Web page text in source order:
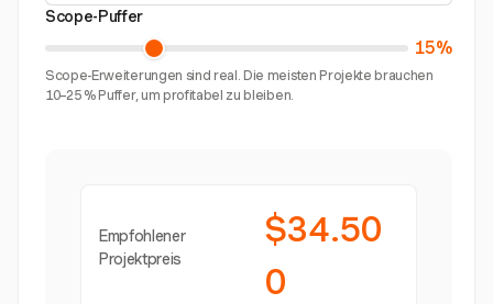
Scope-Puffer
15%
Scope-Erweiterungen sind real. Die meisten Projekte brauchen
10–25 % Puffer, um profitabel zu bleiben.
Empfohlener
Projektpreis
$34.50
0